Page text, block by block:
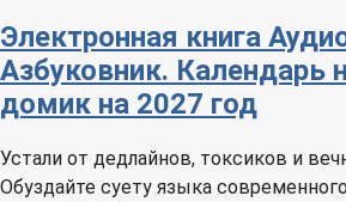
Электронная книга
Азбуковник. Календарь
домик на 2027 год
Устали от дедлайнов, токсиков и
Обуздайте суету языка